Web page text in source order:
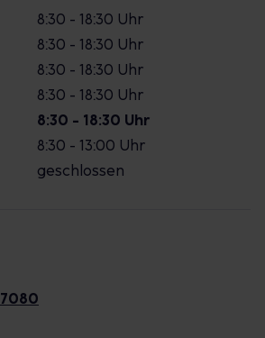
8:30 - 18:30 Uhr
8:30 - 18:30 Uhr
8:30 - 18:30 Uhr
8:30 - 18:30 Uhr
8:30 - 18:30 Uhr
8:30 - 13:00 Uhr
geschlossen